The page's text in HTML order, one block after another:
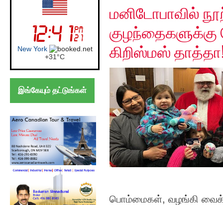
London
+25°C
இங்கேயும் தட்டுங்கள்
மனிடோபாவில்
கிறிஸ்மஸ்
பொம்மைகள், வழங்கி